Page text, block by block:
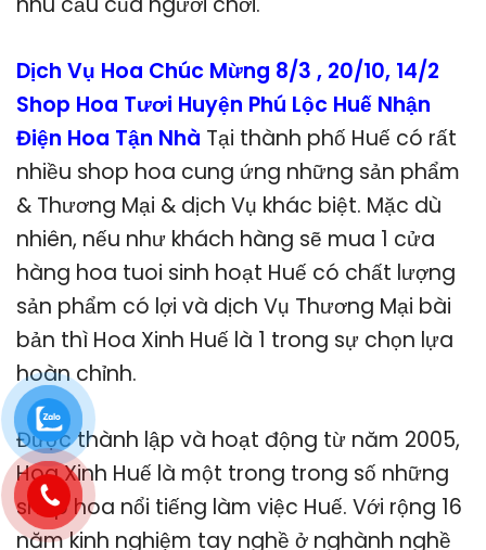
Dịch Vụ Hoa Chúc Mừng 8/3 , 20/10, 14/2
Shop Hoa Tươi Huyện Phú Lộc Huế Nhận
Điện Hoa Tận Nhà Tại thành phố Huế có rất
nhiều shop hoa cung ứng những sản phẩm
& Thương Mại & dịch Vụ khác biệt. Mặc dù
nhiên, nếu như khách hàng sẽ mua 1 cửa
hàng hoa tuoi sinh hoạt Huế có chất lượng
sản phẩm có lợi và dịch Vụ Thương Mại bài
bản thì Hoa Xinh Huế là 1 trong sự chọn lựa
hoàn chỉnh.
Được thành lập và hoạt động từ năm 2005,
Hoa Xinh Huế là một trong trong số những
shop hoa nổi tiếng làm việc Huế. Với rộng 16
năm kinh nghiệm tay nghề ở nghành nghề